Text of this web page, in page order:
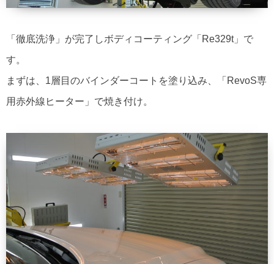
「徹底洗浄」が完了しボディコーティング「Re329t」で
す。
まずは、1層目のバインダーコートを塗り込み、「RevoS専
用赤外線ヒーター」で焼き付け。